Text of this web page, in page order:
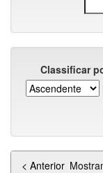
Classificar
< Anterior